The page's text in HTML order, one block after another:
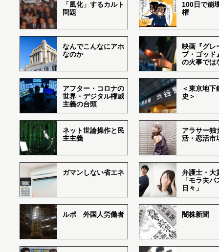
「風化」するカルト
問題
100日で崩
権
なんでこんなにアホ
なのか
映画『グレ
ブ・ゴッド
の火事では
アフター・コロナの
世界・デジタル権威
主義の台頭
＜東京地下
史＞
ネット世論操作と民
主主義
アラサー独
活・恋活市
ガマンしない省エネ
弁護士・大
「モラ夫
日々」
ルポ 外国人労働者 闇株新聞